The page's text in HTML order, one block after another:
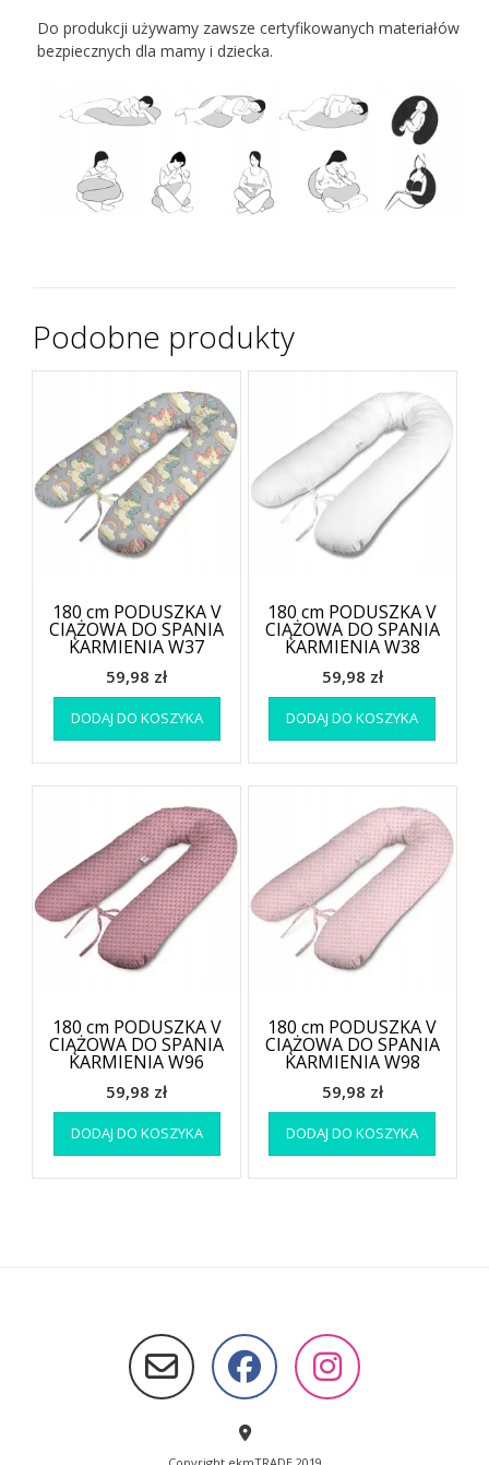
Do produkcji używamy zawsze certyfikowanych materiałów
bezpiecznych dla mamy i dziecka.
Podobne produkty
180 cm PODUSZKA V
CIĄŻOWA DO SPANIA
KARMIENIA W37
59,98 zł
DODAJ DO KOSZYKA
180 cm PODUSZKA V
CIĄŻOWA DO SPANIA
KARMIENIA W38
59,98 zł
DODAJ DO KOSZYKA
180 cm PODUSZKA V
CIĄŻOWA DO SPANIA
KARMIENIA W96
59,98 zł
DODAJ DO KOSZYKA
180 cm PODUSZKA V
CIĄŻOWA DO SPANIA
KARMIENIA W98
59,98 zł
DODAJ DO KOSZYKA